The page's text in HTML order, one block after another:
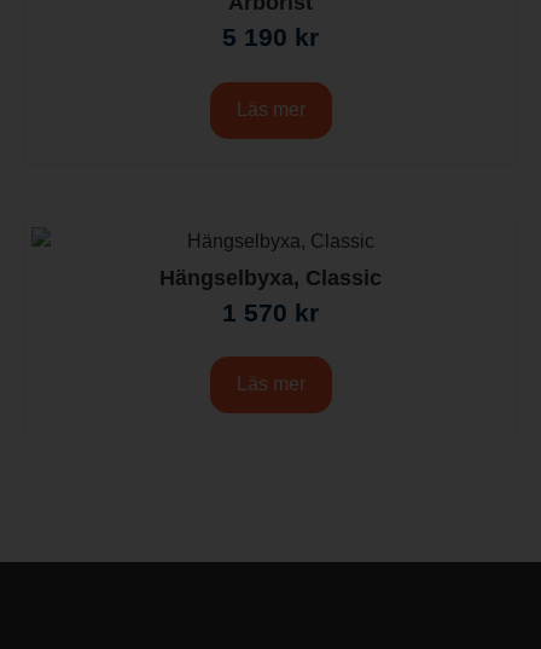
5 190 kr
Läs mer
Hängselbyxa, Classic
1 570 kr
Läs mer